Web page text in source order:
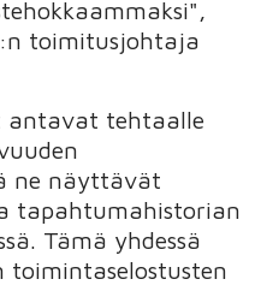
toimitusjohtaja
antavat tehtaalle
ne näyttävät
tapahtumahistorian
Tämä yhdessä